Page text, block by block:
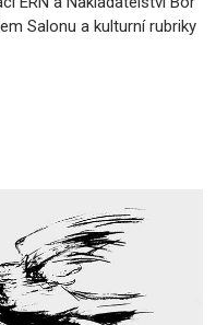
Salonu a kulturní rubriky